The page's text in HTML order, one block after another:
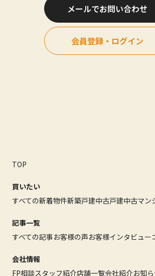
メールでお問い合わせ
会員登録・ログイン
TOP
買いたい
すべての新着物件新築戸建中古戸建中古マン
記事一覧
すべての記事お客様の声お客様インタビュー
会社情報
FP相談スタッフ紹介店舗一覧会社紹介お知